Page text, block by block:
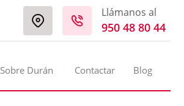
Llámanos al
950 48 80 44
Sobre Durán Contactar Blog